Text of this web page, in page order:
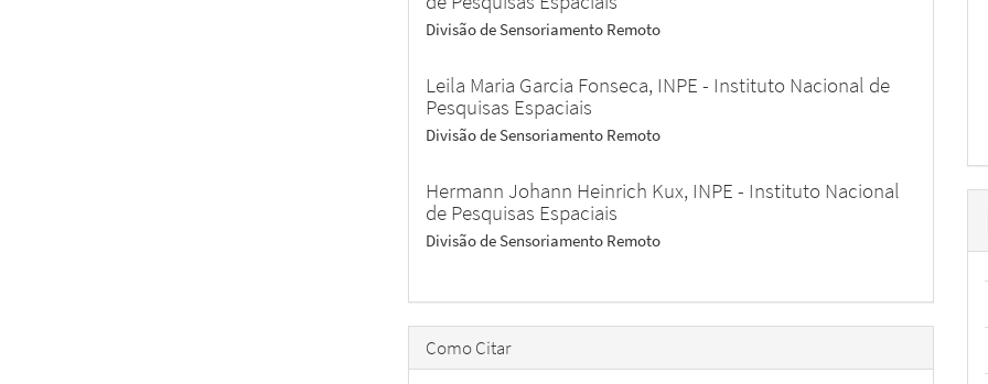
Divisão de Sensoriamento Remoto
Leila Maria Garcia Fonseca, INPE - Instituto Nacional de
Pesquisas Espaciais
Divisão de Sensoriamento Remoto
Hermann Johann Heinrich Kux, INPE - Instituto Nacional
de Pesquisas Espaciais
Divisão de Sensoriamento Remoto
Como Citar